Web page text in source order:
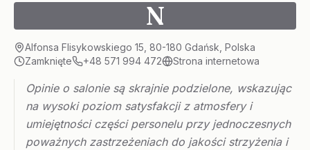
N
Alfonsa Flisykowskiego 15, 80-180 Gdańsk, Polska
Zamknięte
+48 571 994 472 Strona internetowa
Opinie o salonie są skrajnie podzielone, wskazując
na wysoki poziom satysfakcji z atmosfery i
umiejętności części personelu przy jednoczesnych
poważnych zastrzeżeniach do jakości strzyżenia i